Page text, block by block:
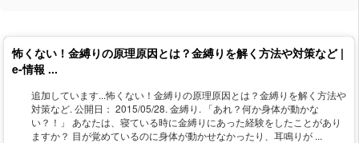
怖くない！金縛りの原理原因とは？金縛りを解く方法や対策など |
e-情報 ...
追加しています...怖くない！金縛りの原理原因とは？金縛りを解く方法や
対策など. 公開日： 2015/05/28. 金縛り. 「あれ？何か身体が動かな
い？！」 あなたは、寝ている時に金縛りにあった経験をしたことがあり
ますか？ 目が覚めているのに身体が動かせなかったり、耳鳴りが ...